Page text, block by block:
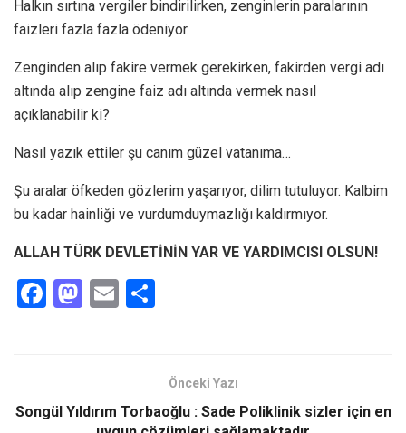
Halkın sırtına vergiler bindirilirken, zenginlerin paralarının
faizleri fazla fazla ödeniyor.
Zenginden alıp fakire vermek gerekirken, fakirden vergi adı
altında alıp zengine faiz adı altında vermek nasıl
açıklanabilir ki?
Nasıl yazık ettiler şu canım güzel vatanıma…
Şu aralar öfkeden gözlerim yaşarıyor, dilim tutuluyor. Kalbim
bu kadar hainliği ve vurdumduymazlığı kaldırmıyor.
ALLAH TÜRK DEVLETİNİN YAR VE YARDIMCISI OLSUN!
F
o
M
d
E
Önceki Yazı
Songül Yıldırım Torbaoğlu : Sade Poliklinik sizler için en